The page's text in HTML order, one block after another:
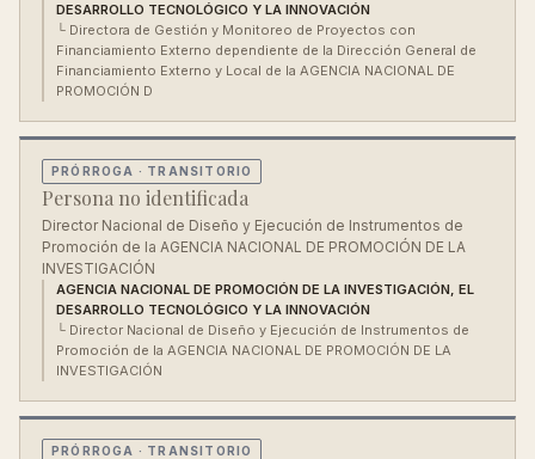
DESARROLLO TECNOLÓGICO Y LA INNOVACIÓN
└ Directora de Gestión y Monitoreo de Proyectos con
Financiamiento Externo dependiente de la Dirección General de
Financiamiento Externo y Local de la AGENCIA NACIONAL DE
PROMOCIÓN D
PRÓRROGA · TRANSITORIO
Persona no identificada
Director Nacional de Diseño y Ejecución de Instrumentos de
Promoción de la AGENCIA NACIONAL DE PROMOCIÓN DE LA
INVESTIGACIÓN
AGENCIA NACIONAL DE PROMOCIÓN DE LA INVESTIGACIÓN, EL
DESARROLLO TECNOLÓGICO Y LA INNOVACIÓN
└ Director Nacional de Diseño y Ejecución de Instrumentos de
Promoción de la AGENCIA NACIONAL DE PROMOCIÓN DE LA
INVESTIGACIÓN
PRÓRROGA · TRANSITORIO